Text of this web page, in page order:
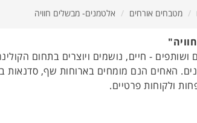
מטבחים אורחים אלטמנים- מבשלים חוויה
ושותפים - חיים, נושמים ויוצרים בתחום
האחים הנם מומחים בארוחות שף, סדנאות
ולקוחות פרטיים.